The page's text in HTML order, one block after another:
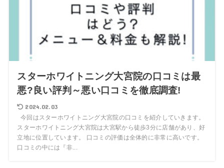
スターホワイトニング大宮院の口コミは最
悪?良い評判～悪い口コミを徹底調査!
2024.02.03
今回はスターホワイトニング大宮院の口コミを紹介していきます。
スターホワイトニング大宮院は大宮駅から徒歩3分に店舗があり、好
立地に位置しています。 口コミの評価は全体的に非常に高いです。
口コミの中には『非...